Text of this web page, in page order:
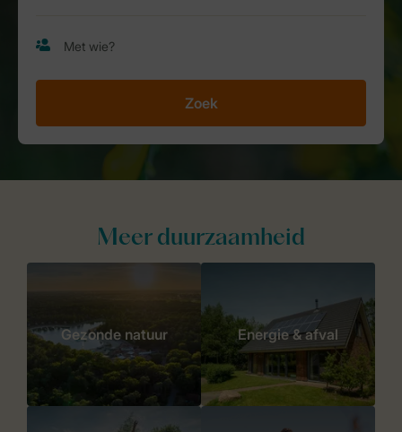
Zoek
Meer duurzaamheid
Gezonde natuur Energie & afval